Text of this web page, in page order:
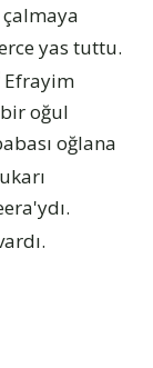
yas tuttu.
Efrayim
bir oğul
oğlana